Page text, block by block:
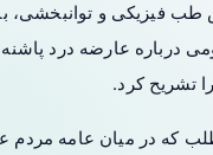
فیزیکی و توانبخشی، با
درباره عارضه درد
تشریح کرد.
که در میان عامه مردم